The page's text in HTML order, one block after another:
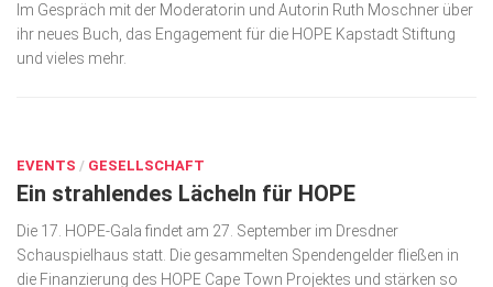
Gesellschaft
Kunst & Kultur
Podcast
Top Branchen
SACHSEN IN PARIS
Im Gespräch mit der Moderatorin und Autorin Ruth Moschner über
ihr neues Buch, das Engagement für die HOPE Kapstadt Stiftung
und vieles mehr.
EVENTS / GESELLSCHAFT
Ein strahlendes Lächeln für HOPE
Die 17. HOPE-Gala findet am 27. September im Dresdner
Schauspielhaus statt. Die gesammelten Spendengelder fließen in
die Finanzierung des HOPE Cape Town Projektes und stärken so